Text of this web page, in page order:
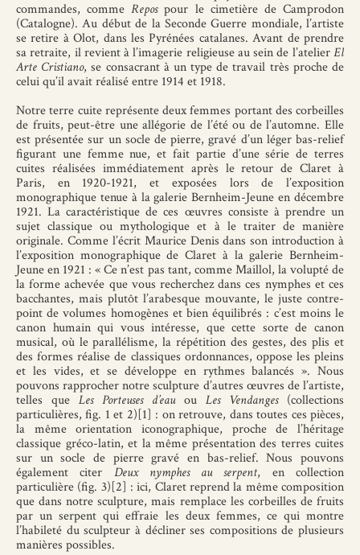
commandes, commeRepospour le cimetière de Camprodon
(Catalogne). Au début de la Seconde Guerre mondiale, l’artiste
se retire à Olot, dans les Pyrénées catalanes. Avant de prendre
sa retraite, il revient à l’imagerie religieuse au sein de l’atelierEl
Arte Cristiano, se consacrant à un type de travail très proche de
celui qu’il avait réalisé entre 1914 et 1918.
Notre terre cuite représente deux femmes portant des corbeilles
de fruits, peut-être une allégorie de l’été ou de l’automne. Elle
est présentée sur un socle de pierre, gravé d’un léger bas-relief
figurant une femme nue, et fait partie d’une série de terres
cuites réalisées immédiatement après le retour de Claret à
Paris, en 1920-1921, et exposées lors de l’exposition
monographique tenue à la galerie Bernheim-Jeune en décembre
1921. La caractéristique de ces œuvres consiste à prendre un
sujet classique ou mythologique et à le traiter de manière
originale. Comme l’écrit Maurice Denis dans son introduction à
l’exposition monographique de Claret à la galerie Bernheim-
Jeune en 1921 : « Ce n’est pas tant, comme Maillol, la volupté de
la forme achevée que vous recherchez dans ces nymphes et ces
bacchantes, mais plutôt l’arabesque mouvante, le juste contre-
point de volumes homogènes et bien équilibrés : c’est moins le
canon humain qui vous intéresse, que cette sorte de canon
musical, où le parallélisme, la répétition des gestes, des plis et
des formes réalise de classiques ordonnances, oppose les pleins
et les vides, et se développe en rythmes balancés ». Nous
pouvons rapprocher notre sculpture d’autres œuvres de l’artiste,
telles que Les Porteuses d’eauou Les Vendanges(collections
particulières, fig. 1 et 2)[1] : on retrouve, dans toutes ces pièces,
la même orientation iconographique, proche de l’héritage
classique gréco-latin, et la même présentation des terres cuites
sur un socle de pierre gravé en bas-relief. Nous pouvons
également citer Deux nymphes au serpent, en collection
particulière (fig. 3)[2] : ici, Claret reprend la même composition
que dans notre sculpture, mais remplace les corbeilles de fruits
par un serpent qui effraie les deux femmes, ce qui montre
l’habileté du sculpteur à décliner ses compositions de plusieurs
manières possibles.